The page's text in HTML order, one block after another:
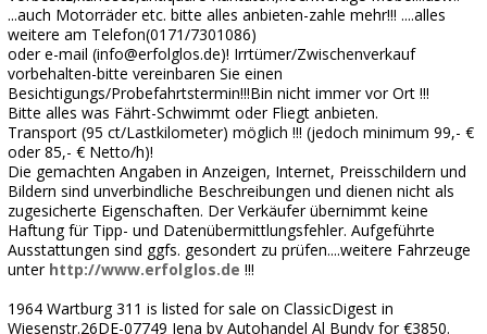
...auch Motorräder etc. bitte alles anbieten-zahle mehr!!! ....alles
weitere am Telefon(0171/7301086)
oder e-mail (info@erfolglos.de)! Irrtümer/Zwischenverkauf
vorbehalten-bitte vereinbaren Sie einen
Besichtigungs/Probefahrtstermin!!!Bin nicht immer vor Ort !!!
Bitte alles was Fährt-Schwimmt oder Fliegt anbieten.
Transport (95 ct/Lastkilometer) möglich !!! (jedoch minimum 99,- €
oder 85,- € Netto/h)!
Die gemachten Angaben in Anzeigen, Internet, Preisschildern und
Bildern sind unverbindliche Beschreibungen und dienen nicht als
zugesicherte Eigenschaften. Der Verkäufer übernimmt keine
Haftung für Tipp- und Datenübermittlungsfehler. Aufgeführte
Ausstattungen sind ggfs. gesondert zu prüfen....weitere Fahrzeuge
unter http://www.erfolglos.de !!!
1964 Wartburg 311 is listed for sale on ClassicDigest in
Wiesenstr.26DE-07749 Jena by Autohandel Al Bundy for €3850.